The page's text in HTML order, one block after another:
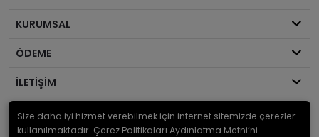
KURUMSAL
ÖDEME
İLETİŞİM
© 2026Mekanik Sepeti. Bir Serdaroğlu A.Ş markasıdır ve tüm hakları
saklıdır.
Size daha iyi hizmet verebilmek için internet sitemizde çerezler
kullanılmaktadır. Çerez Politikaları Aydınlatma Metni’ni